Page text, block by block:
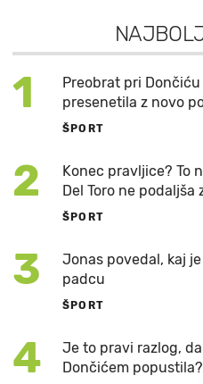
1
Preobrat pri
presenetila z novo
ŠPORT
2
Konec pravljice? To
Del Toro ne podaljša
ŠPORT
3
Jonas povedal, kaj
padcu
ŠPORT
4
Je to pravi razlog,
Dončićem popustila?